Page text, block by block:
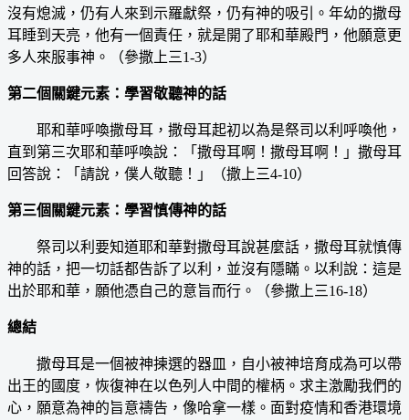
沒有熄滅，仍有人來到示羅獻祭，仍有神的吸引。年幼的撒母
耳睡到天亮，他有一個責任，就是開了耶和華殿門，他願意更
多人來服事神。（參撒上三1-3）
第二個關鍵元素：學習敬聽神的話
耶和華呼喚撒母耳，撒母耳起初以為是祭司以利呼喚他，
直到第三次耶和華呼喚說：「撒母耳啊！撒母耳啊！」撒母耳
回答說：「請說，僕人敬聽！」（撒上三4-10）
第三個關鍵元素：學習慎傳神的話
祭司以利要知道耶和華對撒母耳說甚麼話，撒母耳就慎傳
神的話，把一切話都告訴了以利，並沒有隱瞞。以利說：這是
出於耶和華，願他憑自己的意旨而行。（參撒上三16-18）
總結
撒母耳是一個被神揀選的器皿，自小被神培育成為可以帶
出王的國度，恢復神在以色列人中間的權柄。求主激勵我們的
心，願意為神的旨意禱告，像哈拿一樣。面對疫情和香港環境